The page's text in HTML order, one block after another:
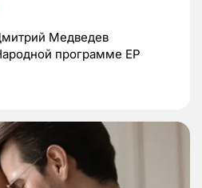
Медведев
программе ЕР